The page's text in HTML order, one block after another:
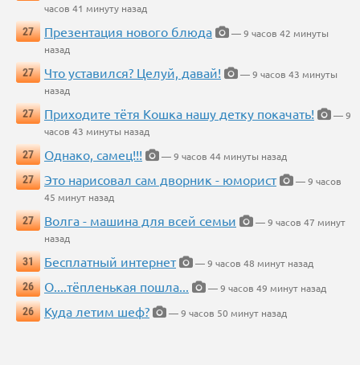
часов 41 минуту назад
27
Презентация нового блюда
— 9 часов 42 минуты
назад
27
Что уставился? Целуй, давай!
— 9 часов 43 минуты
назад
27
Приходите тётя Кошка нашу детку покачать!
— 9
часов 43 минуты назад
27
Однако, самец!!!
— 9 часов 44 минуты назад
27
Это нарисовал сам дворник - юморист
— 9 часов
45 минут назад
27
Волга - машина для всей семьи
— 9 часов 47 минут
назад
31
Бесплатный интернет
— 9 часов 48 минут назад
26
О....тёпленькая пошла...
— 9 часов 49 минут назад
26
Куда летим шеф? — 9 часов 50 минут назад